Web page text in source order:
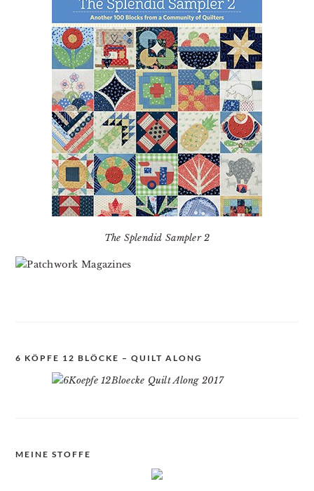
The Splendid Sampler 2
6 KÖPFE 12 BLÖCKE – QUILT ALONG
MEINE STOFFE